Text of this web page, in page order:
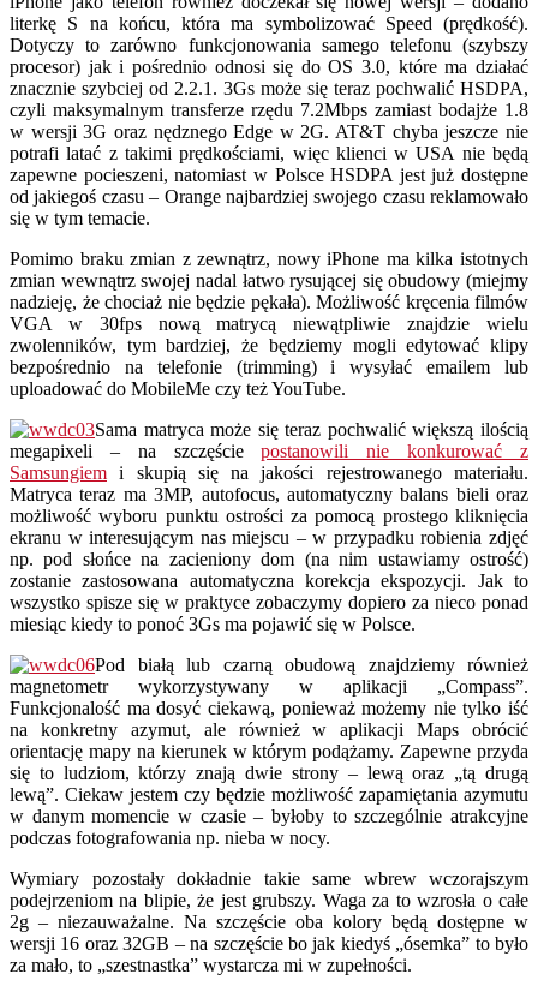
literkę S na końcu, która ma symbolizować Speed (prędkość).
Dotyczy to zarówno funkcjonowania samego telefonu (szybszy
procesor) jak i pośrednio odnosi się do OS 3.0, które ma działać
znacznie szybciej od 2.2.1. 3Gs może się teraz pochwalić HSDPA,
czyli maksymalnym transferze rzędu 7.2Mbps zamiast bodajże 1.8
w wersji 3G oraz nędznego Edge w 2G. AT&T chyba jeszcze nie
potrafi latać z takimi prędkościami, więc klienci w USA nie będą
zapewne pocieszeni, natomiast w Polsce HSDPA jest już dostępne
od jakiegoś czasu – Orange najbardziej swojego czasu reklamowało
się w tym temacie.
Pomimo braku zmian z zewnątrz, nowy iPhone ma kilka istotnych
zmian wewnątrz swojej nadal łatwo rysującej się obudowy (miejmy
nadzieję, że chociaż nie będzie pękała). Możliwość kręcenia filmów
VGA w 30fps nową matrycą niewątpliwie znajdzie wielu
zwolenników, tym bardziej, że będziemy mogli edytować klipy
bezpośrednio na telefonie (trimming) i wysyłać emailem lub
uploadować do MobileMe czy też YouTube.
Sama matryca może się teraz pochwalić większą ilością
megapixeli – na szczęściepostanowili nie konkurować z
Samsungiem i skupią się na jakości rejestrowanego materiału.
Matryca teraz ma 3MP, autofocus, automatyczny balans bieli oraz
możliwość wyboru punktu ostrości za pomocą prostego kliknięcia
ekranu w interesującym nas miejscu – w przypadku robienia zdjęć
np. pod słońce na zacieniony dom (na nim ustawiamy ostrość)
zostanie zastosowana automatyczna korekcja ekspozycji. Jak to
wszystko spisze się w praktyce zobaczymy dopiero za nieco ponad
miesiąc kiedy to ponoć 3Gs ma pojawić się w Polsce.
Pod białą lub czarną obudową znajdziemy również
magnetometr wykorzystywany w aplikacji „Compass”.
Funkcjonalość ma dosyć ciekawą, ponieważ możemy nie tylko iść
na konkretny azymut, ale również w aplikacji Maps obrócić
orientację mapy na kierunek w którym podążamy. Zapewne przyda
się to ludziom, którzy znają dwie strony – lewą oraz „tą drugą
lewą”. Ciekaw jestem czy będzie możliwość zapamiętania azymutu
w danym momencie w czasie – byłoby to szczególnie atrakcyjne
podczas fotografowania np. nieba w nocy.
Wymiary pozostały dokładnie takie same wbrew wczorajszym
podejrzeniom na blipie, że jest grubszy. Waga za to wzrosła o całe
2g – niezauważalne. Na szczęście oba kolory będą dostępne w
wersji 16 oraz 32GB – na szczęście bo jak kiedyś „ósemka” to było
za mało, to „szestnastka” wystarcza mi w zupełności.